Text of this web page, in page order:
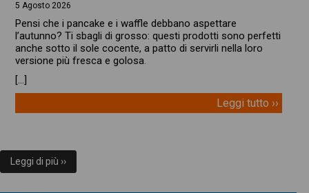
5 Agosto 2026
Pensi che i pancake e i waffle debbano aspettare
l’autunno? Ti sbagli di grosso: questi prodotti sono perfetti
anche sotto il sole cocente, a patto di servirli nella loro
versione più fresca e golosa.
[…]
Leggi tutto ››
Leggi di più ››